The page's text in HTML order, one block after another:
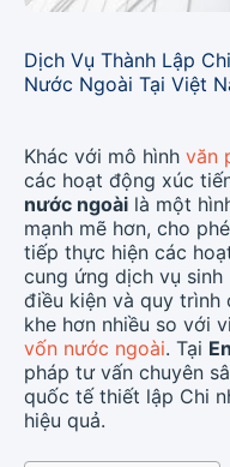
Dịch Vụ Thành Lập
Nước Ngoài Tại Việt
Khác với mô hình văn
các hoạt động xúc
nước ngoài là một
mạnh mẽ hơn, cho
tiếp thực hiện các
cung ứng dịch vụ sinh
điều kiện và quy trình
khe hơn nhiều so với
vốn nước ngoài. Tại
pháp tư vấn chuyên
quốc tế thiết lập Chi
hiệu quả.